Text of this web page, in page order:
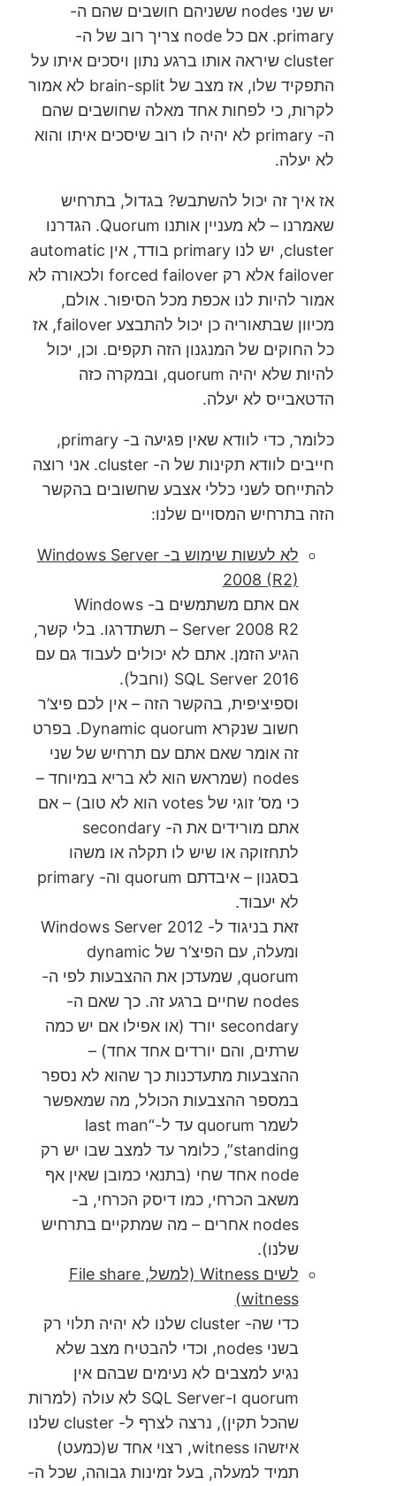
יש שני nodes ששניהם חושבים שהם ה-
primary. אם כל node צריך רוב של ה-
cluster שיראה אותו ברגע נתון ויסכים איתו על
התפקיד שלו, אז מצב של brain-split לא אמור
לקרות, כי לפחות אחד מאלה שחושבים שהם
ה- primary לא יהיה לו רוב שיסכים איתו והוא
לא יעלה.
אז איך זה יכול להשתבש? בגדול, בתרחיש
שאמרנו – לא מעניין אותנו Quorum. הגדרנו
cluster, יש לנו primary בודד, אין automatic
failover אלא רק forced failover ולכאורה לא
אמור להיות לנו אכפת מכל הסיפור. אולם,
מכיוון שבתאוריה כן יכול להתבצע failover, אז
כל החוקים של המנגנון הזה תקפים. וכן, יכול
להיות שלא יהיה quorum, ובמקרה כזה
הדטאבייס לא יעלה.
כלומר, כדי לוודא שאין פגיעה ב- primary,
חייבים לוודא תקינות של ה- cluster. אני רוצה
להתייחס לשני כללי אצבע שחשובים בהקשר
הזה בתרחיש המסויים שלנו:
לא לעשות שימוש ב- Windows Server
2008 (R2)
אם אתם משתמשים ב- Windows
Server 2008 R2 – תשתדרגו. בלי קשר,
הגיע הזמן. אתם לא יכולים לעבוד גם עם
SQL Server 2016 (וחבל).
וספיציפית, בהקשר הזה – אין לכם פיצ’ר
חשוב שנקרא Dynamic quorum. בפרט
זה אומר שאם אתם עם תרחיש של שני
nodes (שמראש הוא לא בריא במיוחד –
כי מס’ זוגי של votes הוא לא טוב) – אם
אתם מורידים את ה- secondary
לתחזוקה או שיש לו תקלה או משהו
בסגנון – איבדתם quorum וה- primary
לא יעבוד.
זאת בניגוד ל- Windows Server 2012
ומעלה, עם הפיצ’ר של dynamic
quorum, שמעדכן את ההצבעות לפי ה-
nodes שחיים ברגע זה. כך שאם ה-
secondary יורד (או אפילו אם יש כמה
שרתים, והם יורדים אחד אחד) –
ההצבעות מתעדכנות כך שהוא לא נספר
במספר ההצבעות הכולל, מה שמאפשר
לשמר quorum עד ל-“last man
standing”, כלומר עד למצב שבו יש רק
node אחד שחי (בתנאי כמובן שאין אף
משאב הכרחי, כמו דיסק הכרחי, ב-
nodes אחרים – מה שמתקיים בתרחיש
שלנו).
לשים Witness (למשל, File share
witness)
כדי שה- cluster שלנו לא יהיה תלוי רק
בשני nodes, וכדי להבטיח מצב שלא
נגיע למצבים לא נעימים שבהם אין
quorum ו-SQL Server לא עולה (למרות
שהכל תקין), נרצה לצרף ל- cluster שלנו
איזשהו witness, רצוי אחד ש(כמעט)
תמיד למעלה, בעל זמינות גבוהה, שכל ה-